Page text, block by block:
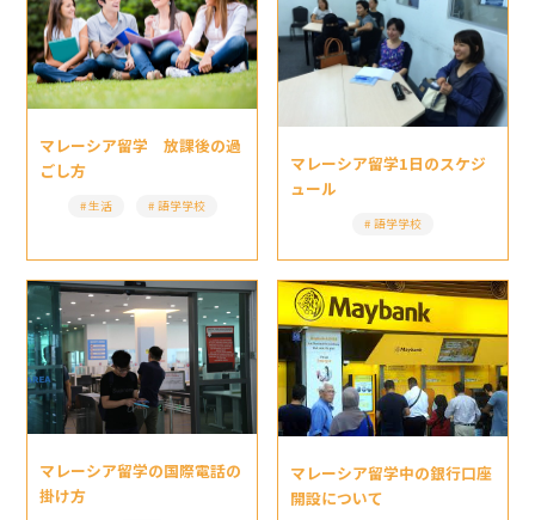
マレーシア留学 放課後の過
ごし方
生活 語学学校
マレーシア留学1日のスケジ
ュール
語学学校
マレーシア留学の国際電話の
掛け方
マレーシア留学中の銀行口座
開設について